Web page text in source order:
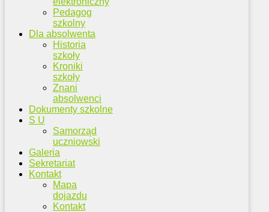
Pedagog
szkolny
Dla absolwenta
Historia
szkoły
Kroniki
szkoły
Znani
absolwenci
Dokumenty szkolne
S U
Samorząd
uczniowski
Galeria
Sekretariat
Kontakt
Mapa
dojazdu
Kontakt